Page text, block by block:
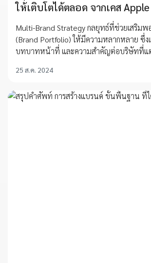
ให้เติบโตได้ตลอด จากเคส Apple
Multi-Brand Strategy กลยุทธ์ที่ช่วยเสริม
(Brand Portfolio) ให้มีความหลากหลาย ซึ่
บทบาทหน้าที่ และความสำคัญต่อบริษัทที่แ
25 ส.ค. 2024